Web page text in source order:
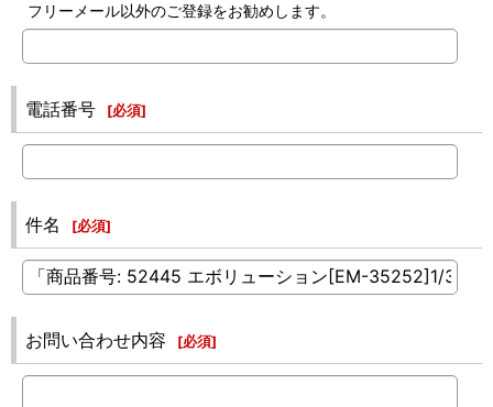
フリーメール以外のご登録をお勧めします。
電話番号 [必須]
件名 [必須]
お問い合わせ内容 [必須]